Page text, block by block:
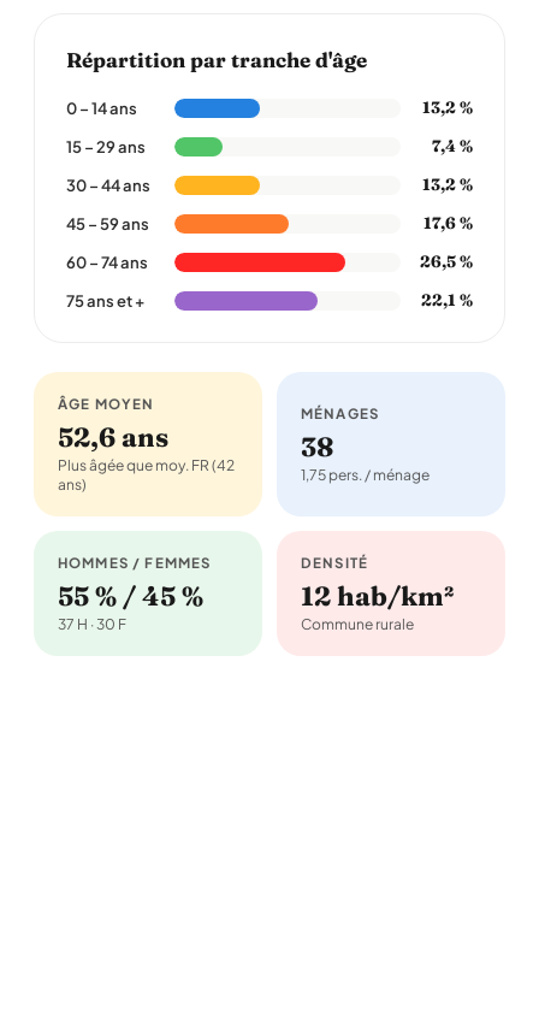
Répartition par tranche d'âge
0 – 14 ans 13,2 %
15 – 29 ans 7,4 %
30 – 44 ans 13,2 %
45 – 59 ans 17,6 %
60 – 74 ans 26,5 %
75 ans et + 22,1 %
ÂGE MOYEN
52,6 ans
Plus âgée que moy. FR (42
ans)
MÉNAGES
38
1,75 pers. / ménage
HOMMES / FEMMES
55 % / 45 %
37 H · 30 F
DENSITÉ
12 hab/km²
Commune rurale